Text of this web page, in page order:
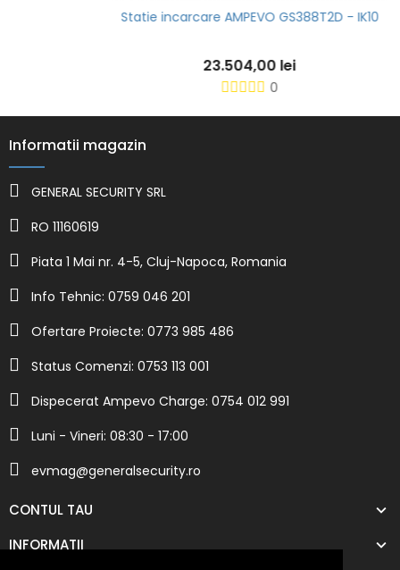
Statie incarcare AMPEVO GS388T2D - IK10
23.504,00 lei
0
Informatii magazin
GENERAL SECURITY SRL
RO 11160619
Piata 1 Mai nr. 4-5, Cluj-Napoca, Romania
Info Tehnic: 0759 046 201
Ofertare Proiecte: 0773 985 486
Status Comenzi: 0753 113 001
Dispecerat Ampevo Charge: 0754 012 991
Luni - Vineri: 08:30 - 17:00
evmag@generalsecurity.ro
CONTUL TAU
INFORMATII